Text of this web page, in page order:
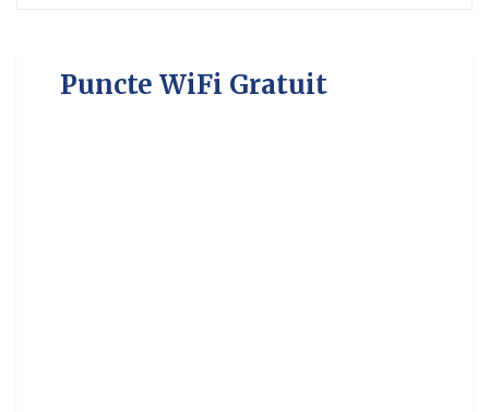
Puncte WiFi Gratuit